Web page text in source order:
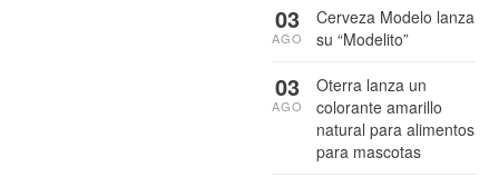
Cerveza Modelo lanza
su “Modelito”
03
AGO
Oterra lanza un
colorante amarillo
natural para alimentos
para mascotas
03
AGO